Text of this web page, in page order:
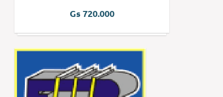
Gs 720.000